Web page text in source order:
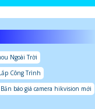
Ngoài Trời
Công Trình
Bản báo giá camera hikvision mới